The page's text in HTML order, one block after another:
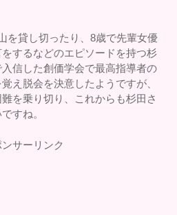
を貸し切ったり、8歳で先輩女優
するなどのエピソードを持つ杉
信した創価学会で最高指導者の
え脱会を決意したようですが、
を乗り切り、これからも杉田さ
すね。
ンサーリンク